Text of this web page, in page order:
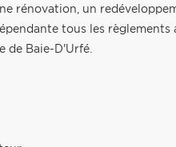
rénovation, un
tous les règlements
de Baie-D'Urfé.